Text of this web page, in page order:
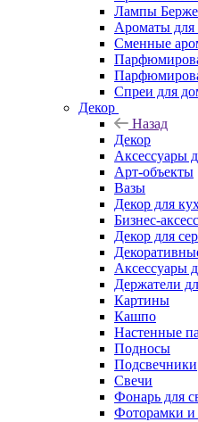
Лампы Берже
Ароматы для
Сменные
Спреи для
Декор
Назад
Декор
Аксессуары
Арт-объекты
Вазы
Декор для
Бизнес-
Декор для
Аксессуары
Держатели
Картины
Кашпо
Настенные
Подносы
Подсвечники
Свечи
Фонарь для
Фоторамки и